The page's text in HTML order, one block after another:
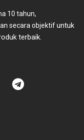
10 tahun,
secara objektifuntuk
terbaik.